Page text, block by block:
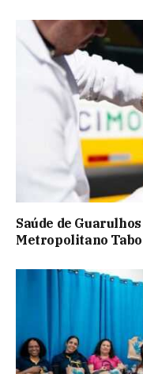
Saúde de
Metropolitano